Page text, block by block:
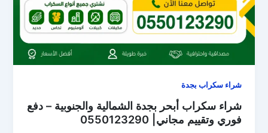
شراء سكراب بجدة
شراء سكراب أبحر بجدة الشمالية والجنوبية – دفع
فوري وتقييم مجاني| 0550123290